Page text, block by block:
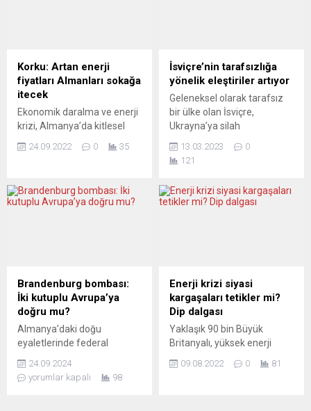
saygı duruşunda
bulunulacak. 21 Temmuz’da
koronavirüs (Covid-19)
düzenlenecek bağımsızlık
günü kutlamaları tümüyle
iptal...
Fransa’nın Brest kentinde
düzenlenen AB Dışişleri
Bakanları Toplantısı’nın
ardından ortak basın
toplantısı...
Korku: Artan enerji
fiyatları Almanları sokağa
itecek
Ekonomik daralma ve enerji
krizi, Almanya’da kitlesel
Almanya’da Federal
nedeniyle iç güvenliği
bozacak toplumsal olayların
dayandırdığı haberinde,
Almanya’da nüfusun önemli
bir kısmının, siyasi kararlar
nedeniyle varlıklarının tehdit
altında olduğunu
hissetmeleri...
24.09.2022 0 35
İsviçre’nin tarafsızlığa
yönelik eleştiriler artıyor
Geleneksel olarak tarafsız
bir ülke olan İsviçre,
Ukrayna’ya silah
Ulusal Konsey 8 Mart’ta, az
bir çoğunlukla da olsa, BM
Ukrayna’nın işgalini
kınaması halinde silah
fiilen imkânsız gözüküyor.
Bu doğrultuda, İspanya ve
Danimarka’nın önerdiği
şekliyle...
13.03.2023
0
121
Brandenburg bombası:
İki kutuplu Avrupa’ya
doğru mu?
Almanya’daki doğu
eyaletlerinde federal
Saksonya, Thüringen eyalet
seçimlerinde tanık olurken,
24.09.2024
yorumlar kapalı
98
Enerji krizi siyasi
kargaşaları tetikler mi?
Dip dalgası
Yaklaşık 90 bin Büyük
Britanyalı, yüksek enerji
bir harekete dahil oldu.
09.08.2022 0 81